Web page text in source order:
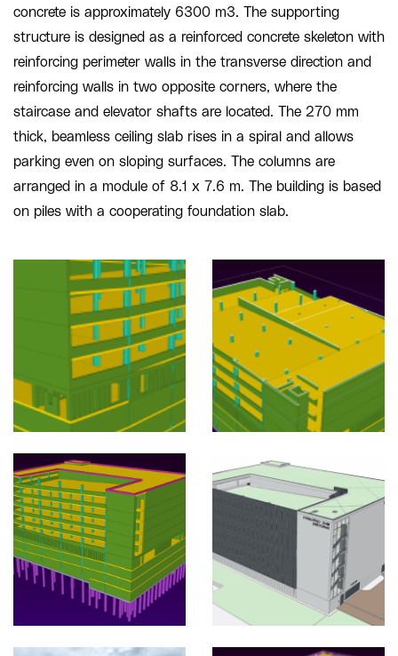
concrete is approximately 6300 m3. The supporting
structure is designed as a reinforced concrete skeleton with
reinforcing perimeter walls in the transverse direction and
reinforcing walls in two opposite corners, where the
staircase and elevator shafts are located. The 270 mm
thick, beamless ceiling slab rises in a spiral and allows
parking even on sloping surfaces. The columns are
arranged in a module of 8.1 x 7.6 m. The building is based
on piles with a cooperating foundation slab.